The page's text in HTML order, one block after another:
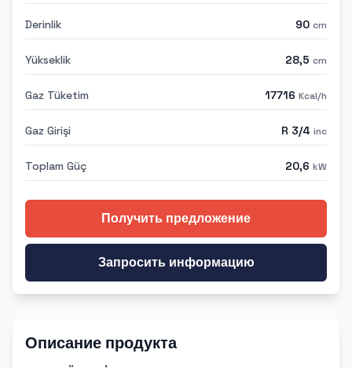
Derinlik 90 cm
Yükseklik 28,5 cm
Gaz Tüketim 17716 Kcal/h
Gaz Girişi R 3/4 inc
Toplam Güç 20,6 kW
Получить предложение
Запросить информацию
Описание продукта